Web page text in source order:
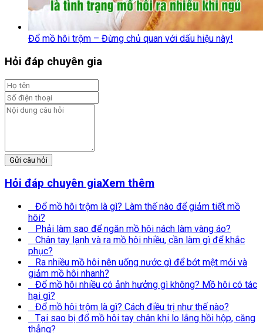
Đổ mồ hôi trộm – Đừng chủ quan với dấu hiệu này!
Hỏi đáp chuyên gia
Gửi câu hỏi
Hỏi đáp chuyên giaXem thêm
Đổ mồ hôi trộm là gì? Làm thế nào để giảm tiết mồ
hôi?
Phải làm sao để ngăn mồ hôi nách làm vàng áo?
Chân tay lạnh và ra mồ hôi nhiều, cần làm gì để khắc
phục?
Ra nhiều mồ hôi nên uống nước gì để bớt mệt mỏi và
giảm mồ hôi nhanh?
Đổ mồ hôi nhiều có ảnh hưởng gì không? Mồ hôi có tác
hại gì?
Đổ mồ hôi trộm là gì? Cách điều trị như thế nào?
Tại sao bị đổ mồ hôi tay chân khi lo lắng hồi hộp, căng
thẳng?